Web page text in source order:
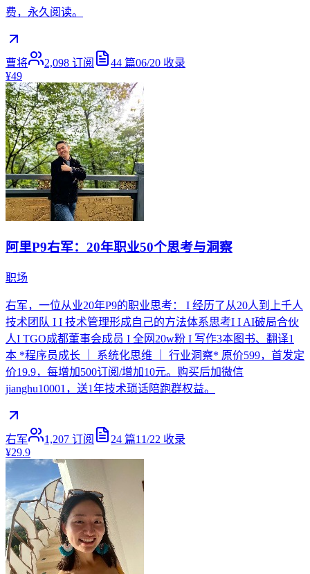
费，永久阅读。
曹将 2,098 订阅 44 篇06/20 收录
¥49
阿里P9右军：20年职业50个思考与洞察
职场
右军，一位从业20年P9的职业思考： I 经历了从20人到上千人
技术团队 I I 技术管理形成自己的方法体系思考I I AI破局合伙
人I TGO成都董事会成员 I 全网20w粉 I 写作3本图书、翻译1
本 *程序员成长 ｜ 系统化思维 ｜ 行业洞察* 原价599，首发定
价19.9，每增加500订阅/增加10元。购买后加微信
jianghu10001，送1年技术琐话陪跑群权益。
右军 1,207 订阅 24 篇11/22 收录
¥29.9